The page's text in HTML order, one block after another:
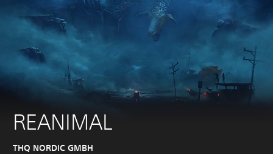
REANIMAL
THQ NORDIC GMBH